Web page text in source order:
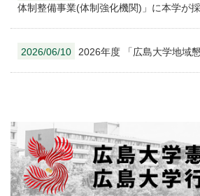
体制整備事業(体制強化機関)」に本学が
2026/06/10 2026年度 「広島大学地域